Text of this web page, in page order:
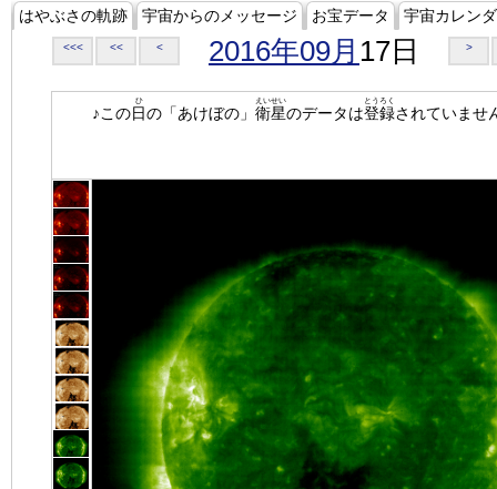
はやぶさの軌跡 宇宙からのメッセージ お宝データ 宇宙カレン
<<< << < 2016年09月 17日 >
♪この日
ひ
の「あけぼの」 衛星
えいせい
のデータは登録
とうろく
されていませ